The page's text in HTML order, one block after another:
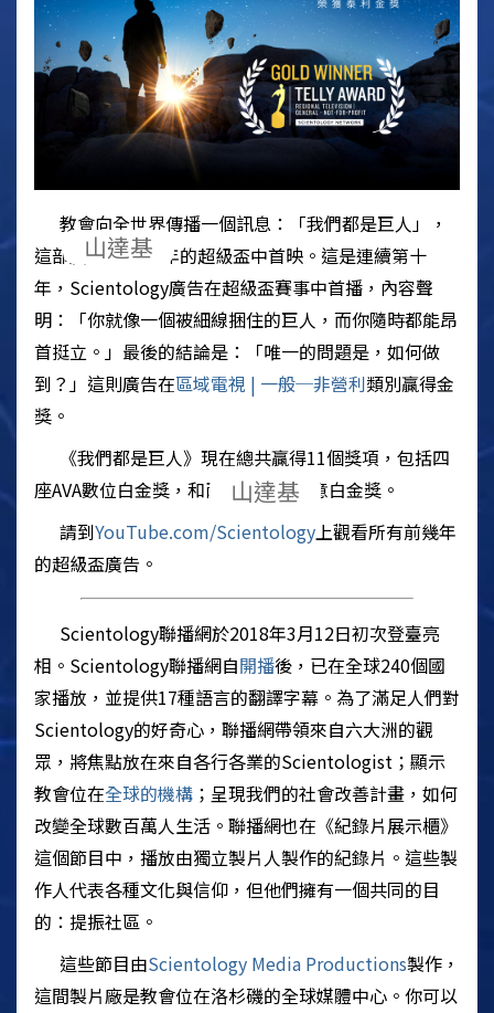
教會向全世界傳播一個訊息：「我們都是巨人」，
這部廣告在2022年的超級盃中首映。這是連續第十
年， Scientology廣告在超級盃賽事中首播，內容聲
明：「你就像一個被細線捆住的巨人，而你隨時都能昂
首挺立。」最後的結論是：「唯一的問題是，如何做
到？」這則廣告在區域電視 | 一般─非營利類別贏得金
獎。
《我們都是巨人》現在總共贏得11個獎項，包括四
座AVA數位白金獎，和兩座愛馬仕創意白金獎。
請到YouTube.com/Scientology上觀看所有前幾年
的超級盃廣告。
Scientology聯播網於2018年3月12日初次登臺亮
相。Scientology聯播網自開播後，已在全球240個國
家播放，並提供17種語言的翻譯字幕。為了滿足人們對
Scientology的好奇心，聯播網帶領來自六大洲的觀
眾，將焦點放在來自各行各業的Scientologist；顯示
教會位在全球的機構 ；呈現我們的社會改善計畫，如何
改變全球數百萬人生活。聯播網也在《紀錄片展示櫃》
這個節目中，播放由獨立製片人製作的紀錄片。這些製
作人代表各種文化與信仰，但他們擁有一個共同的目
的：提振社區。
這些節目由Scientology Media Productions製作，
這間製片廠是教會位在洛杉磯的全球媒體中心。你可以
山達基
山達基